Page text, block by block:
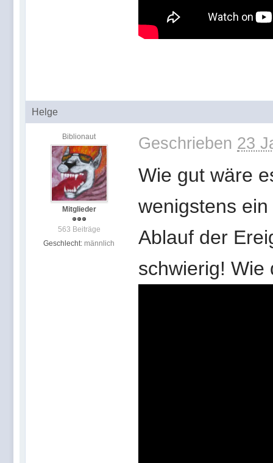
Helge
Biblionaut
Mitglieder
563 Beiträge
Geschlecht: männlich
Geschrieben 23
Wie gut wäre
wenigstens
Ablauf der
schwierig! Wie